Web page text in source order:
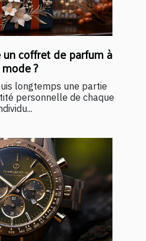
coffret de parfum à
?
longtemps une partie
personnelle de chaque